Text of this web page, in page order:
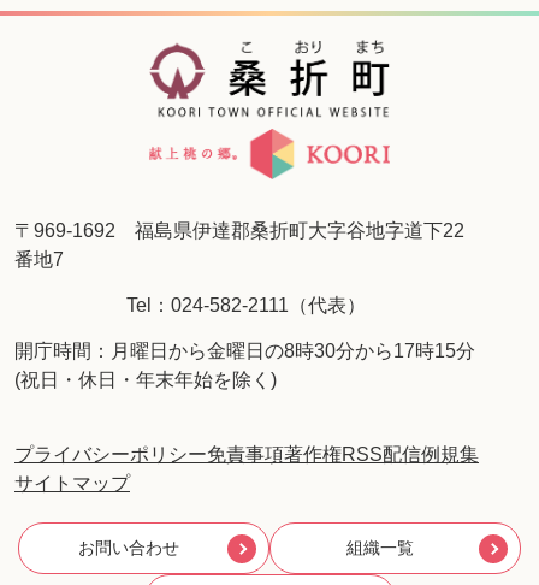
〒969-1692 福島県伊達郡桑折町大字谷地字道下22
番地7
Tel：024-582-2111（代表）
開庁時間：月曜日から金曜日の8時30分から17時15分
(祝日・休日・年末年始を除く)
プライバシーポリシー免責事項著作権RSS配信例規集
サイトマップ
お問い合わせ 組織一覧